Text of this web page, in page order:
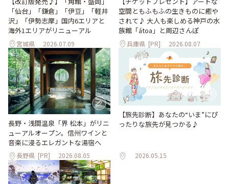
「仙台」「鎌倉」「伊豆」「軽井
沢」「伊勢志摩」国内6エリアと
海外1エリアがリニューアル
宮城県 2026.07.09
空間ともふもふの生きものに癒や
されて♪ 大人も楽しめる神戸の水
族館「átoa」と周辺さんぽ
兵庫県 [PR] 2026.08.07
長野・浅間温泉「界 松本」がリニ
ューアルオープン。信州ワインと
音楽に浸るエレガントな湯宿へ
長野県 [PR] 2026.08.05
【旅先診断】あなたの“いま”にぴ
ったりな旅先が見つかる♪
2026.05.15